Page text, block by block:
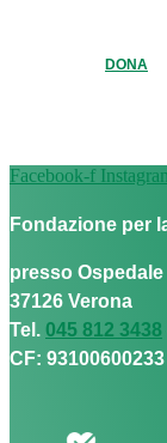
DONA
Facebook-f
Fondazione per
presso
37126 Verona
Tel. 045 812 3438
CF: 93100600233